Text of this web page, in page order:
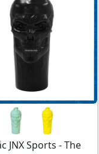
JNX Sports - The